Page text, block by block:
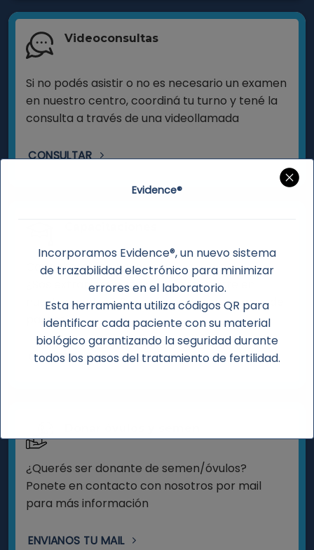
Videoconsultas
Si no podés asistir o no es necesario un examen
en nuestro centro, coordiná tu turno y tené la
consulta a través de una videollamada
CONSULTAR
Capacitate con nosotros!
¿Sos extranjero y te gustaría formarte en
nuestro centro? Conocé nuestro programa de
pasantías.
CONSULTAR
¿Querés ser donante de semen/óvulos?
Ponete en contacto con nosotros por mail
para más información
ENVIANOS TU MAIL
Evidence®
Incorporamos Evidence®, un nuevo sistema
de trazabilidad electrónico para minimizar
errores en el laboratorio.
Esta herramienta utiliza códigos QR para
identificar cada paciente con su material
biológico garantizando la seguridad durante
todos los pasos del tratamiento de fertilidad.